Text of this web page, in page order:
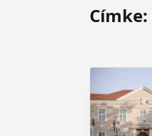
Címke: